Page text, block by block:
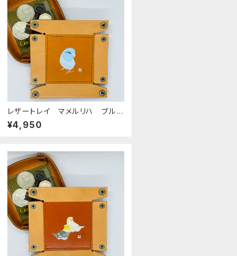
レザートレイ マメルリハ ブル
ー キャメル Camel 栃木レザ
ー
¥4,950